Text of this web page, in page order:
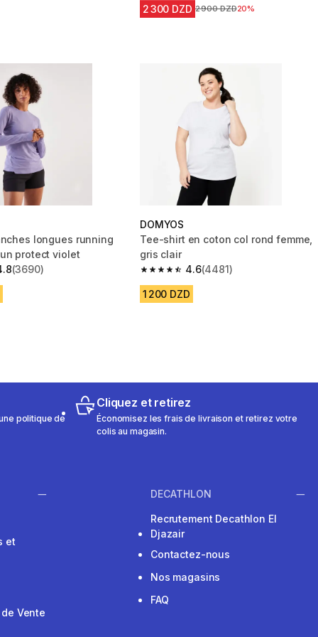
2 300 DZD Prix avant la réduction
2 900 DZD20%
longues running
protect violet
stars from 3690 reviews
(3690)
DOMYOS
Tee-shirt en coton col rond femme,
gris clair
4.6
4.6 out of 5 stars from 4481 reviews
(4481)
1 200 DZD
politique de
Cliquez et retirez
Économisez les frais de livraison et retirez votre
colis au magasin.
et
Vente
DECATHLON
Recrutement Decathlon El
Djazair
Contactez-nous
Nos magasins
FAQ